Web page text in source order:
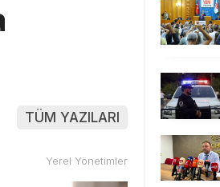
TÜM YAZILARI
Yerel Yönetimler